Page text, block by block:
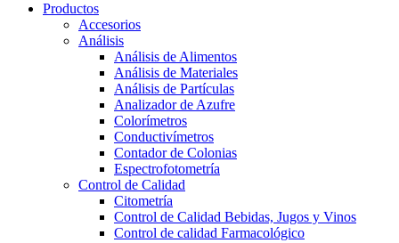
Productos
Accesorios
Análisis
Análisis de Alimentos
Análisis de Materiales
Análisis de Partículas
Analizador de Azufre
Colorímetros
Conductivímetros
Contador de Colonias
Espectrofotometría
Control de Calidad
Citometría
Control de Calidad Bebidas, Jugos y Vinos
Control de calidad Farmacológico